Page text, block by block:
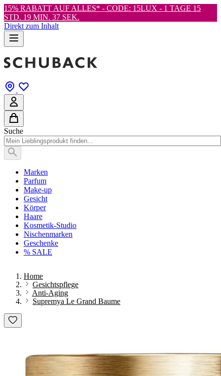
15% RABATT AUF ALLES* - CODE: 15LUX - 1 TAGE 15
STD. 19 MIN. 36 SEK.
Direkt zum Inhalt
Suche
Marken
Parfum
Make-up
Gesicht
Körper
Haare
Kosmetik-Studio
Nischenmarken
Geschenke
% SALE
Home
Gesichtspflege
Anti-Aging
Supremya Le Grand Baume